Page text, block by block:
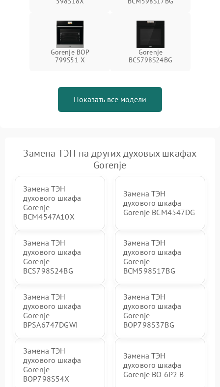
Gorenje BOP
799S51 X
Gorenje
BCS798S24BG
Показать все модели
Замена ТЭН на других духовых шкафах
Gorenje
Замена ТЭН
духового шкафа
Gorenje
BCM4547A10X
Замена ТЭН
духового шкафа
Gorenje BCM4547DG
Замена ТЭН
духового шкафа
Gorenje
BCS798S24BG
Замена ТЭН
духового шкафа
Gorenje
BCM598S17BG
Замена ТЭН
духового шкафа
Gorenje
BPSA6747DGWI
Замена ТЭН
духового шкафа
Gorenje
BOP798S37BG
Замена ТЭН
духового шкафа
Gorenje
BOP798S54X
Замена ТЭН
духового шкафа
Gorenje BO 6P2 B